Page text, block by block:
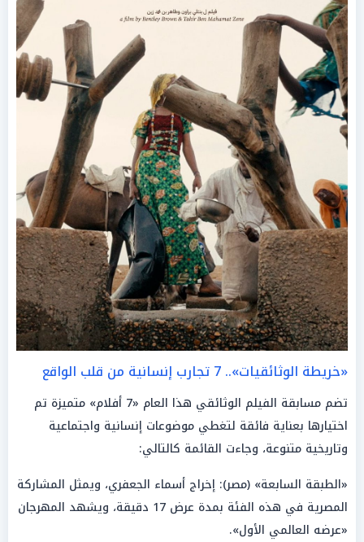
«خريطة الوثائقيات».. 7 تجارب إنسانية من قلب الواقع
تضم مسابقة الفيلم الوثائقي هذا العام «7 أفلام» متميزة تم
اختيارها بعناية فائقة لتغطي موضوعات إنسانية واجتماعية
وتاريخية متنوعة، وجاءت القائمة كالتالي:
«الطبقة السابعة» (مصر): إخراج أسماء الجعفري، ويمثل المشاركة
المصرية في هذه الفئة بمدة عرض 17 دقيقة، ويشهد المهرجان
«عرضه العالمي الأول».